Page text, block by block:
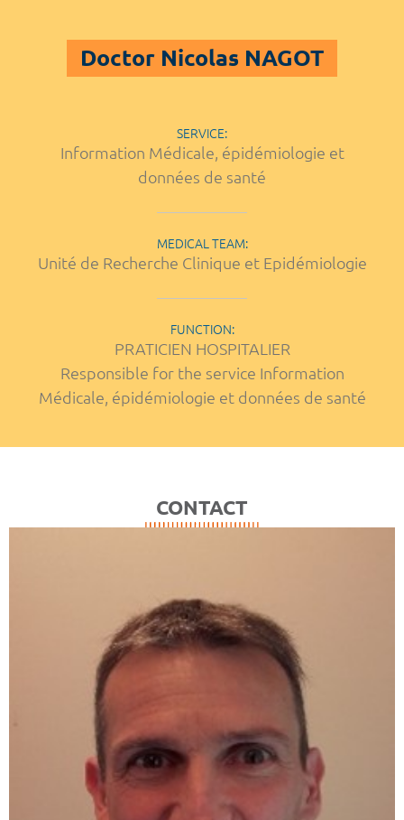
Doctor Nicolas NAGOT
SERVICE:
Information Médicale, épidémiologie et
données de santé
MEDICAL TEAM:
Unité de Recherche Clinique et Epidémiologie
FUNCTION:
PRATICIEN HOSPITALIER
Responsible for the service Information
Médicale, épidémiologie et données de santé
CONTACT